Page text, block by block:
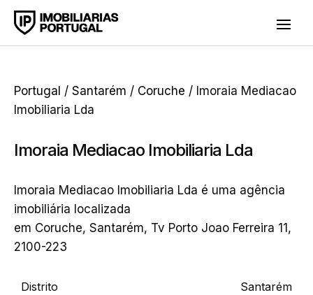
Portugal / Santarém / Coruche / Imoraia Mediacao
Imobiliaria Lda
Imoraia Mediacao Imobiliaria Lda
Imoraia Mediacao Imobiliaria Lda é uma agência
imobiliária localizada
em Coruche, Santarém, Tv Porto Joao Ferreira 11,
2100-223
Distrito Santarém